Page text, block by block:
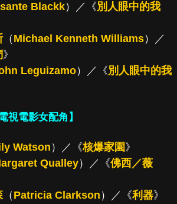
Blackk）／《別人眼中的我
（ Michael Kenneth Williams）／
》
Leguizamo）／《別人眼中的我
視電影女配角】
Watson ）／《核爆家園 》
Qualley）／《佛西／薇
（ Patricia Clarkson ）／《利器》